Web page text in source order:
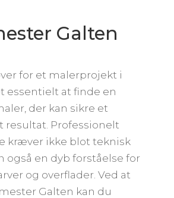
Galten
for et malerprojekt i
essentielt at finde en
der kan sikre et
resultat. Professionelt
kræver ikke blot teknisk
også en dyb forståelse for
og overflader. Ved at
Galten kan du